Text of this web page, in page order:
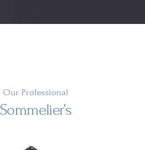
Our Professional
Sommelier’s